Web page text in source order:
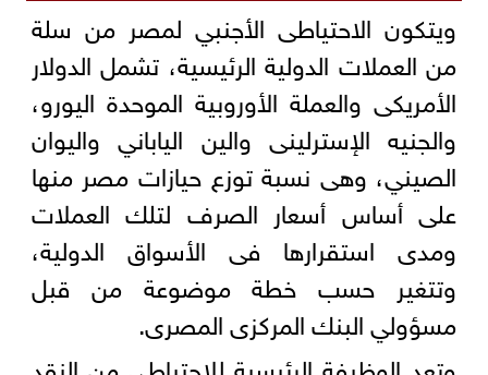
ويتكون الاحتياطى الأجنبي لمصر من سلة
من العملات الدولية الرئيسية، تشمل الدولار
الأمريكى والعملة الأوروبية الموحدة اليورو،
والجنيه الإسترلينى والين الياباني واليوان
الصيني، وهى نسبة توزع حيازات مصر منها
على أساس أسعار الصرف لتلك العملات
ومدى استقرارها فى الأسواق الدولية،
وتتغير حسب خطة موضوعة من قبل
مسؤولي البنك المركزى المصرى.
وتعد الوظيفة الرئيسية للاحتياطي من النقد